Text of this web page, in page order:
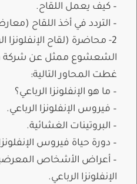
– كيف يعمل اللقاح.
– التردد في أخذ اللقاح
2- محاضرة (لقاح الإنفلونزا
غطت المحاور التالية:
– ما هو الإنفلونزا الرباعي؟
– فيروس الإنفلونزا الرباعي.
– البروتينات الغشائية.
– دورة حياة فيروس
– أعراض الأشخاص
الإنفلونزا الرباعي.